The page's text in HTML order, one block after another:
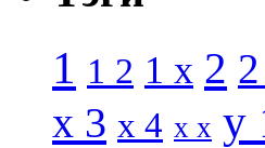
1 1 2 1 x 2
x 3 x 4 x x y